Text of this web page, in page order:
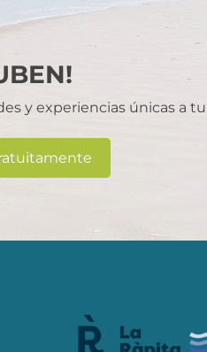
y experiencias únicas a